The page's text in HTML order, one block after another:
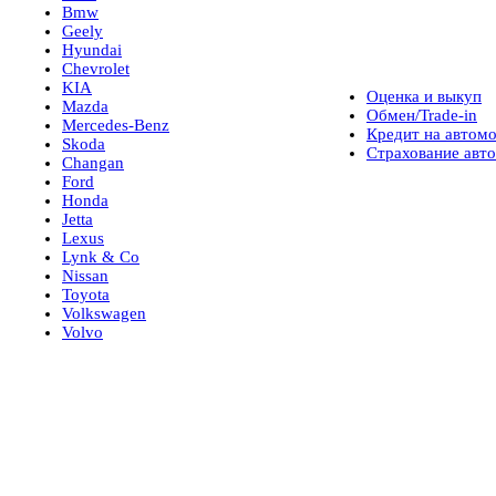
Bmw
Geely
Hyundai
Chevrolet
KIA
Mazda
Mercedes-Benz
Skoda
Changan
Ford
Honda
Jetta
Lexus
Lynk & Co
Nissan
Toyota
Volkswagen
Volvo
Оценка и выкуп
Обмен/Trade-in
Кредит на
Страхование